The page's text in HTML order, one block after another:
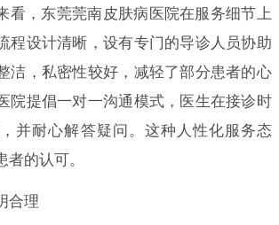
看，东莞莞南皮肤病医院在服务细节上
程设计清晰，设有专门的导诊人员协助
洁，私密性较好，减轻了部分患者的心
院提倡一对一沟通模式，医生在接诊时
并耐心解答疑问。这种人性化服务态
者的认可。
合理